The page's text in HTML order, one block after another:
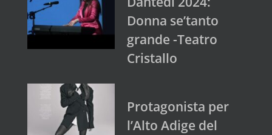
Donna se’tanto
grande -Teatro
Cristallo
Protagonista per
l’Alto Adige del